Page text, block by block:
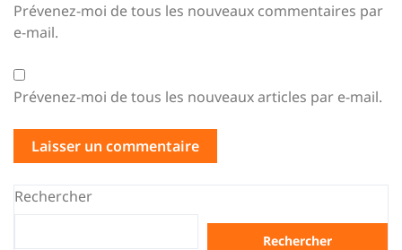
Prévenez-moi de tous les nouveaux commentaires par
e-mail.
Prévenez-moi de tous les nouveaux articles par e-mail.
Rechercher
Rechercher